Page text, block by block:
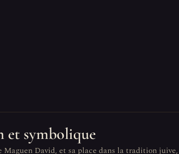
et symbolique
David, et sa place dans la tradition juive,